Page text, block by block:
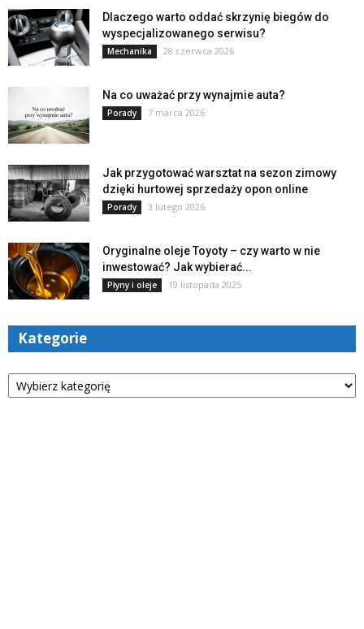
Dlaczego warto oddać skrzynię biegów do
wyspecjalizowanego serwisu?
Mechanika 28 czerwca 2026
Na co uważać przy wynajmie auta?
Porady 7 marca 2026
Jak przygotować warsztat na sezon zimowy
dzięki hurtowej sprzedaży opon online
Porady 3 lutego 2026
Oryginalne oleje Toyoty – czy warto w nie
inwestować? Jak wybierać...
Płyny i oleje 19 listopada 2025
Kategorie
Kategorie